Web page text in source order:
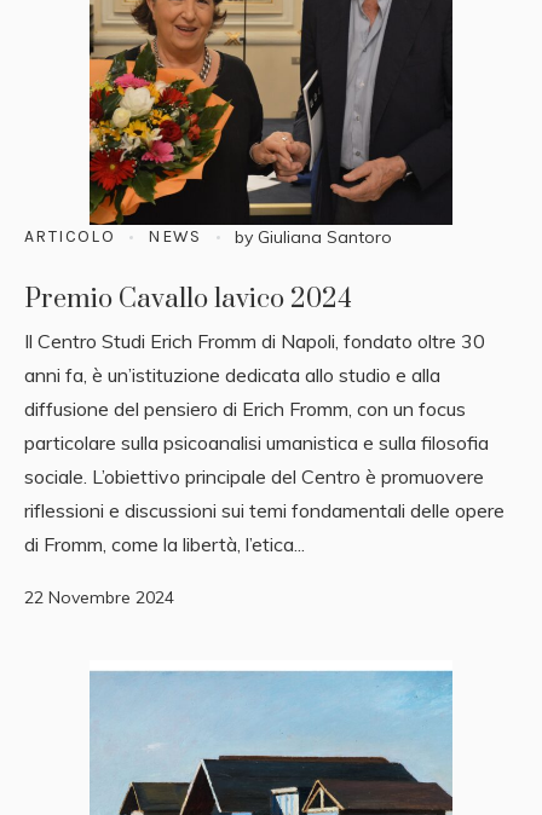
ARTICOLO NEWS by Giuliana Santoro
Premio Cavallo lavico 2024
Il Centro Studi Erich Fromm di Napoli, fondato oltre 30
anni fa, è un’istituzione dedicata allo studio e alla
diffusione del pensiero di Erich Fromm, con un focus
particolare sulla psicoanalisi umanistica e sulla filosofia
sociale. L’obiettivo principale del Centro è promuovere
riflessioni e discussioni sui temi fondamentali delle opere
di Fromm, come la libertà, l’etica...
22 Novembre 2024